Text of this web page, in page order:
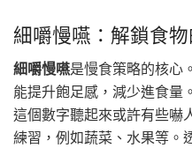
細嚼慢嚥：解鎖食
細嚼慢嚥是慢食策略的核心
能提升飽足感，減少進食量
這個數字聽起來或許有些嚇
練習，例如蔬菜、水果等。